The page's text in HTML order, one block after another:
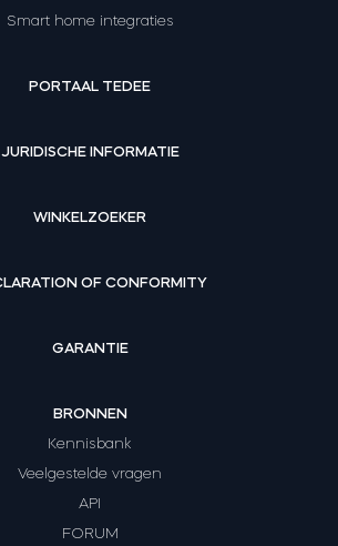
Smart home integraties
PORTAAL TEDEE
JURIDISCHE INFORMATIE
WINKELZOEKER
OF CONFORMITY
GARANTIE
BRONNEN
Kennisbank
Veelgestelde vragen
API
FORUM